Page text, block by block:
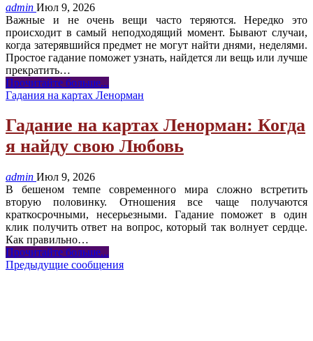
admin Июл 9, 2026
Важные и не очень вещи часто теряются. Нередко это
происходит в самый неподходящий момент. Бывают случаи,
когда затерявшийся предмет не могут найти днями, неделями.
Простое гадание поможет узнать, найдется ли вещь или лучше
прекратить…
Прочитайте больше...
Гадания на картах Ленорман
Гадание на картах Ленорман: Когда
я найду свою Любовь
admin Июл 9, 2026
В бешеном темпе современного мира сложно встретить
вторую половинку. Отношения все чаще получаются
краткосрочными, несерьезными. Гадание поможет в один
клик получить ответ на вопрос, который так волнует сердце.
Как правильно…
Прочитайте больше...
Предыдущие сообщения